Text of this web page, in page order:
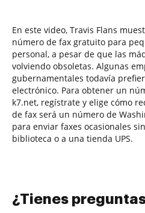
En este video, Travis Flans
número de fax gratuito para
personal, a pesar de que las
volviendo obsoletas. Algunas
gubernamentales todavía
electrónico. Para obtener un
k7.net, regístrate y elige cómo
de fax será un número de
para enviar faxes ocasionales
biblioteca o a una tienda UPS.
¿Tienes